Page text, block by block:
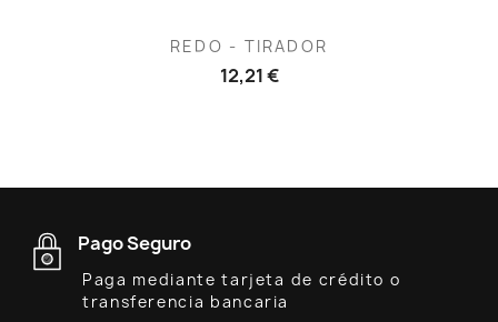
REDO - TIRADOR
12,21 €
Pago Seguro
Paga mediante tarjeta de crédito o
transferencia bancaria